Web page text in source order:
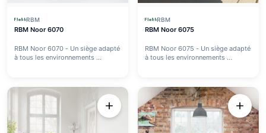
RBM
RBM Noor 6070
RBM Noor 6070 - Un siège adapté
à tous les environnements ...
RBM
RBM Noor 6075
RBM Noor 6075 - Un siège adapté
à tous les environnements ...